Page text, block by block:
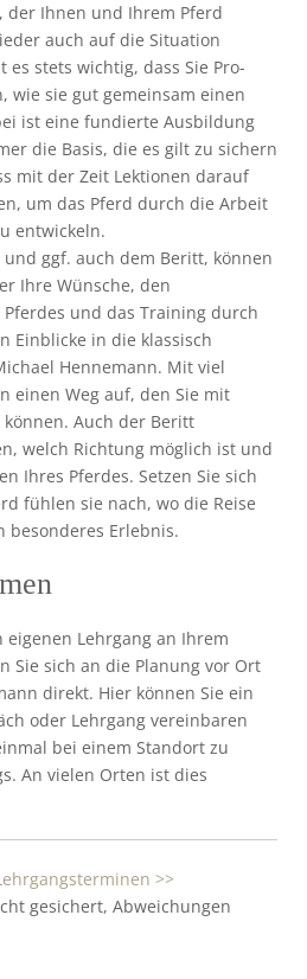
der Ihnen und Ihrem Pferd
auch auf die Situation
stets wichtig, dass Sie Pro-
wie sie gut gemeinsam einen
ist eine fundierte Ausbildung
die Basis, die es gilt zu sichern
mit der Zeit Lektionen darauf
um das Pferd durch die Arbeit
entwickeln.
ggf. auch dem Beritt, können
Ihre Wünsche, den
und das Training durch
Einblicke in die klassisch
Hennemann. Mit viel
einen Weg auf, den Sie mit
Auch der Beritt
welch Richtung möglich ist und
Ihres Pferdes. Setzen Sie sich
fühlen sie nach, wo die Reise
besonderes Erlebnis.
Lehrgang an Ihrem
Sie sich an die Planung vor Ort
direkt. Hier können Sie ein
oder Lehrgang vereinbaren
bei einem Standort zu
An vielen Orten ist dies
>>
gesichert, Abweichungen